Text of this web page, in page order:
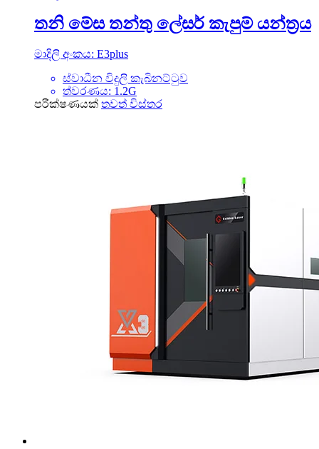
තනි මේස තන්තු ලේසර් කැපුම් යන්ත්‍රය
මාදිලි අංකය: E3plus
ස්වාධීන විදුලි කැබිනට්ටුව
ත්වරණය: 1.2G
පරීක්ෂණයක් තවත් විස්තර